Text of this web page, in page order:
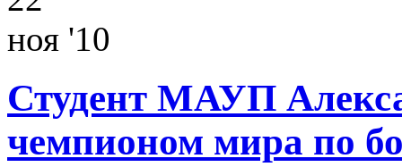
ноя '10
Студент МАУП
чемпионом мира по